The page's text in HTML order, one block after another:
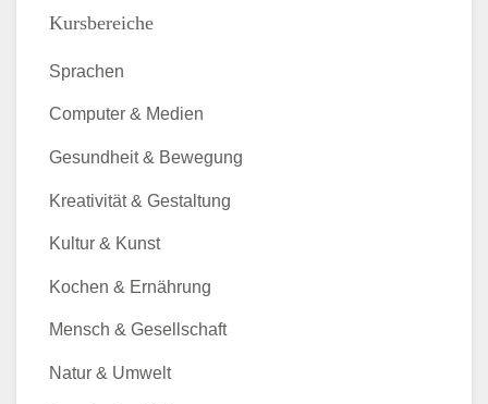
Kursbereiche
Sprachen
Computer & Medien
Gesundheit & Bewegung
Kreativität & Gestaltung
Kultur & Kunst
Kochen & Ernährung
Mensch & Gesellschaft
Natur & Umwelt